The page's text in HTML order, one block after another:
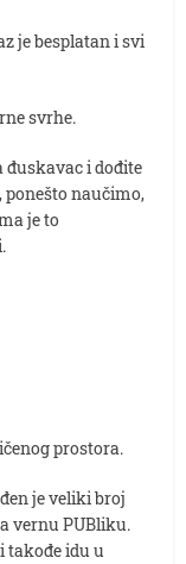
je besplatan i svi
svrhe.
đuskavac i dođite
ponešto naučimo,
je to
prostora.
je veliki broj
vernu PUBliku.
takođe idu u